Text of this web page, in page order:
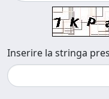
Inserire la stringa